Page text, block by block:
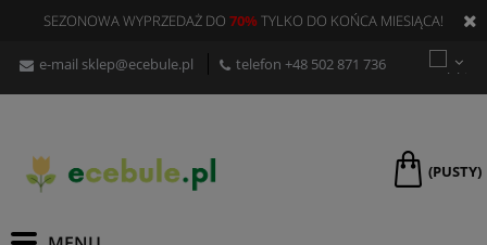
SEZONOWA WYPRZEDAŻ DO 70%TYLKO DO KOŃCA MIESIĄCA!
e-mail sklep@ecebule.pl telefon +48 502 871 736
(PUSTY)